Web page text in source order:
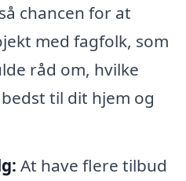
chancen for at
med fagfolk, som
råd om, hvilke
til dit hjem og
At have flere tilbud